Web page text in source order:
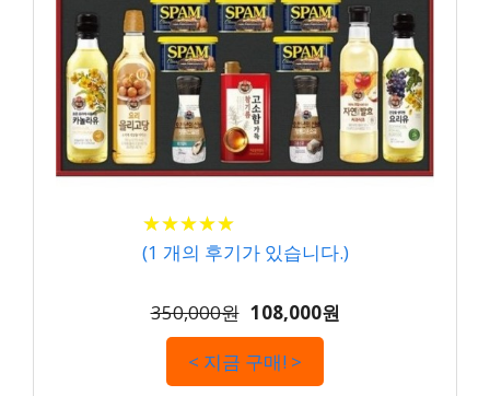
★★★★★
★★★★★
(1 개의 후기가 있습니다.)
350,000원 108,000원
< 지금 구매! >